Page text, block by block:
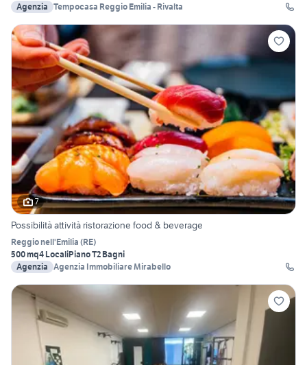
Agenzia Tempocasa Reggio Emilia - Rivalta
7
Possibilità attività ristorazione food & beverage
Reggio nell'Emilia (RE)
500 mq4 LocaliPiano T2 Bagni
Agenzia Agenzia Immobiliare Mirabello